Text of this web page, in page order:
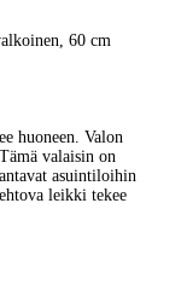
60 cm
huoneen. Valon
valaisin on
asuintiloihin
leikki tekee